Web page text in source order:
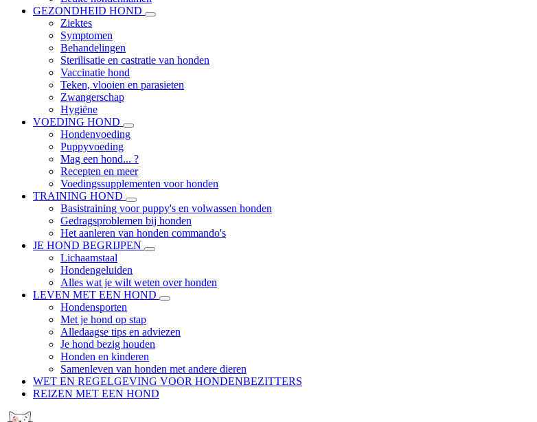
GEZONDHEID HOND
Ziektes
Symptomen
Behandelingen
Sterilisatie en castratie van honden
Vaccinatie hond
Teken, vlooien en parasieten
Zwangerschap
Hygiëne
VOEDING HOND
Hondenvoeding
Puppyvoeding
Mag een hond... ?
Recepten en meer
Voedingssupplementen voor honden
TRAINING HOND
Basistraining voor puppy's en volwassen honden
Gedragsproblemen bij honden
Het aanleren van honden commando's
JE HOND BEGRIJPEN
Lichaamstaal
Hondengeluiden
Alles wat je wilt weten over honden
LEVEN MET EEN HOND
Hondensporten
Met je hond op stap
Alledaagse tips en adviezen
Je hond bezig houden
Honden en kinderen
Samenleven van honden met andere dieren
WET EN REGELGEVING VOOR HONDENBEZITTERS
REIZEN MET EEN HOND